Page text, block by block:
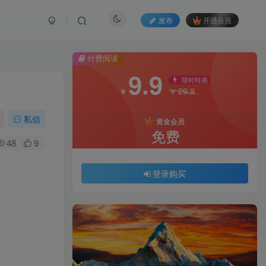
发布 开通会员
私信
48 9
付费阅读
￥ 9.9 限时特惠
￥29.9
黄金会员
免费
登录购买